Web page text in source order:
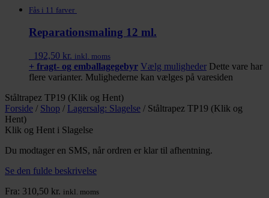
Fås i 11 farver
Reparationsmaling 12 ml.
192,50 kr. inkl. moms
+ fragt- og emballagegebyr Vælg muligheder Dette vare har
flere varianter. Mulighederne kan vælges på varesiden
Ståltrapez TP19 (Klik og Hent)
Forside / Shop / Lagersalg: Slagelse / Ståltrapez TP19 (Klik og
Hent)
Klik og Hent i Slagelse
Du modtager en SMS, når ordren er klar til afhentning.
Se den fulde beskrivelse
Fra: 310,50 kr. inkl. moms